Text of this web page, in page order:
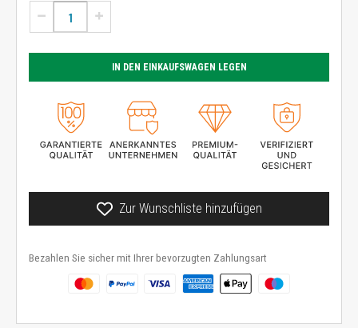
IN DEN EINKAUFSWAGEN LEGEN
Zur Wunschliste hinzufügen
Bezahlen Sie sicher mit Ihrer bevorzugten Zahlungsart